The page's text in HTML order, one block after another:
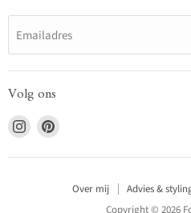
Emailadres
Volg ons
Vind
ons
op
Vind
op
Over mij Advies &
Copyright © 2026